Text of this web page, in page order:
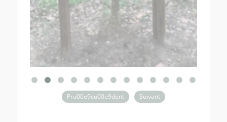
Pru00e9cu00e9dent Suivant